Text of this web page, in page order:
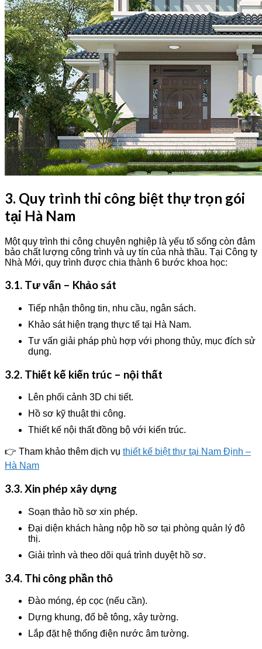
3. Quy trình thi công biệt thự trọn gói
tại Hà Nam
Một quy trình thi công chuyên nghiệp là yếu tố sống còn đảm
bảo chất lượng công trình và uy tín của nhà thầu. Tại Công ty
Nhà Mới, quy trình được chia thành 6 bước khoa học:
3.1. Tư vấn – Khảo sát
Tiếp nhận thông tin, nhu cầu, ngân sách.
Khảo sát hiện trạng thực tế tại Hà Nam.
Tư vấn giải pháp phù hợp với phong thủy, mục đích sử
dụng.
3.2. Thiết kế kiến trúc – nội thất
Lên phối cảnh 3D chi tiết.
Hồ sơ kỹ thuật thi công.
Thiết kế nội thất đồng bộ với kiến trúc.
👉 Tham khảo thêm dịch vụ thiết kế biệt thự tại Nam Định –
Hà Nam
3.3. Xin phép xây dựng
Soạn thảo hồ sơ xin phép.
Đại diện khách hàng nộp hồ sơ tại phòng quản lý đô
thị.
Giải trình và theo dõi quá trình duyệt hồ sơ.
3.4. Thi công phần thô
Đào móng, ép cọc (nếu cần).
Dựng khung, đổ bê tông, xây tường.
Lắp đặt hệ thống điện nước âm tường.